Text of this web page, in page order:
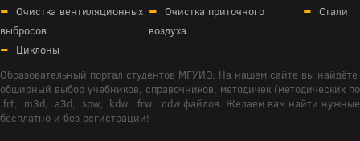
Очистка вентиляционных
выбросов
Очистка приточного
воздуха
Циклоны
Стали
Образовательный портал студентов МГУИЭ. На нашем сайте вы
обширный выбор учебников, справочников, методичек (методических
.frt, .m3d, .a3d, .spw, .kdw, .frw, .cdw файлов. Желаем вам найти
бесплатно и без регистрации!